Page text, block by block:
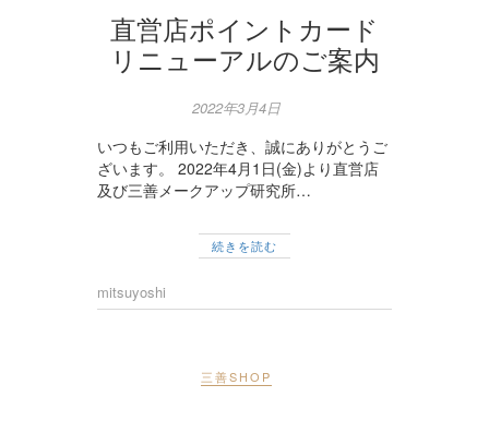
直営店ポイントカード
リニューアルのご案内
2022年3月4日
いつもご利用いただき、誠にありがとうご
ざいます。 2022年4月1日(金)より直営店
及び三善メークアップ研究所…
続きを読む
mitsuyoshi
三善SHOP